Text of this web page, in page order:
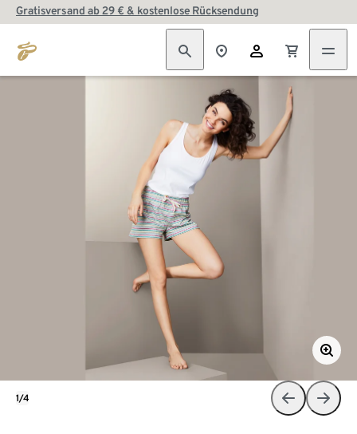
Gratisversand ab 29 € & kostenlose Rücksendung
1/4